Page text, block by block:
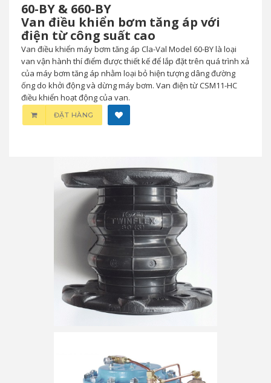
60-BY & 660-BY
Van điều khiển bơm tăng áp với
điện từ công suất cao
Van điều khiển máy bơm tăng áp Cla-Val Model 60-BY là loại
van vận hành thí điểm được thiết kế để lắp đặt trên quá trình xả
của máy bơm tăng áp nhằm loại bỏ hiện tượng dâng đường
ống do khởi động và dừng máy bơm. Van điện từ CSM11-HC
điều khiển hoạt động của van.
ĐẶT HÀNG